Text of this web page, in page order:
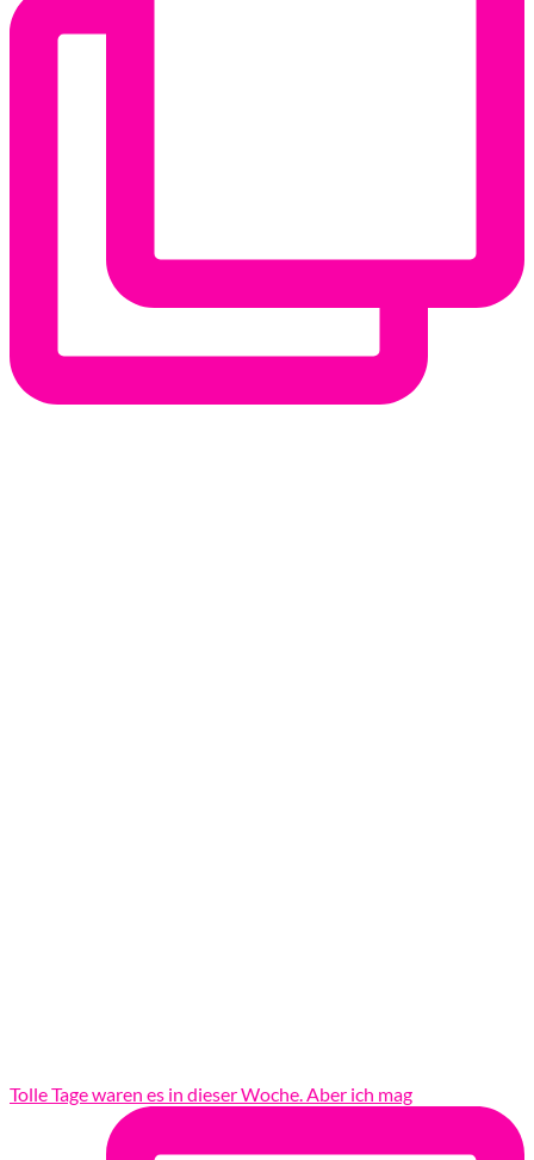
Tolle Tage waren es in dieser Woche. Aber ich mag